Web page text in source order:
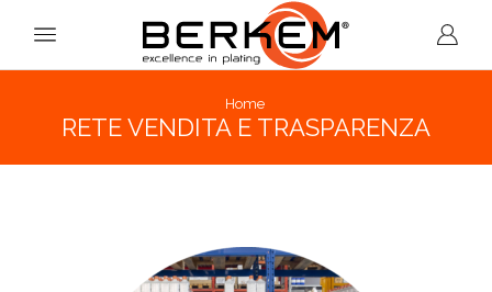
Home
RETE VENDITA E TRASPARENZA